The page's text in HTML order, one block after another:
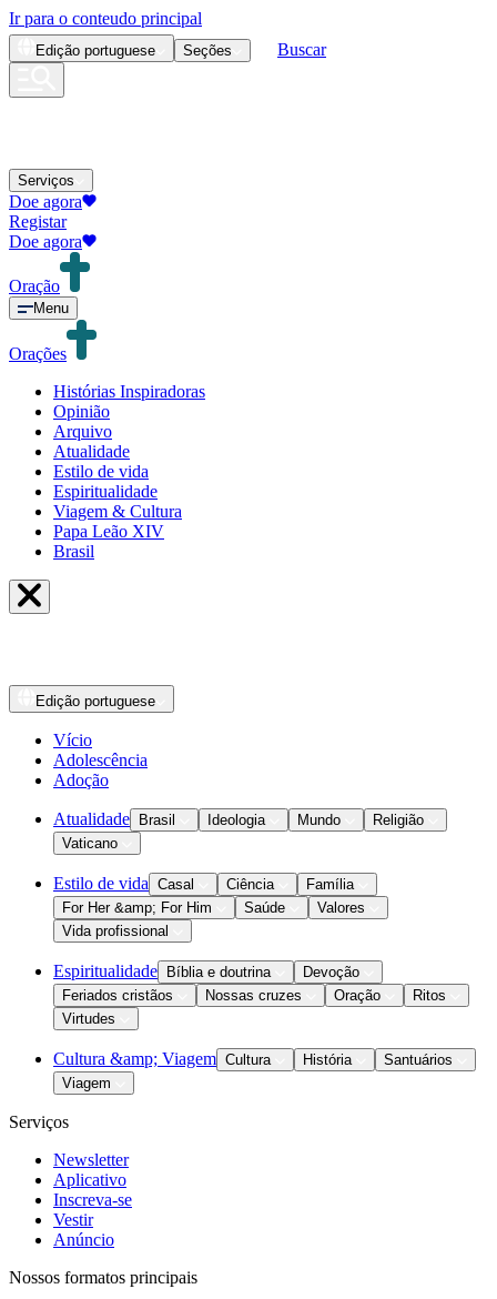
Ir para o conteudo principal
Edição portuguese Seções Buscar
Serviços
Doe agora
Registar
Doe agora
Oração
Menu
Orações
Histórias Inspiradoras
Opinião
Arquivo
Atualidade
Estilo de vida
Espiritualidade
Viagem & Cultura
Papa Leão XIV
Brasil
Edição portuguese
Vício
Adolescência
Adoção
Atualidade Brasil Ideologia Mundo
Religião
Vaticano
Estilo de vida Casal Ciência
Família
For Her &amp; For Him
Saúde
Valores
Vida profissional
Espiritualidade Bíblia e doutrina
Devoção
Feriados cristãos
Nossas cruzes Oração
Ritos
Virtudes
Cultura &amp; Viagem Cultura História
Santuários
Viagem
Serviços
Newsletter
Aplicativo
Inscreva-se
Vestir
Anúncio
Nossos formatos principais